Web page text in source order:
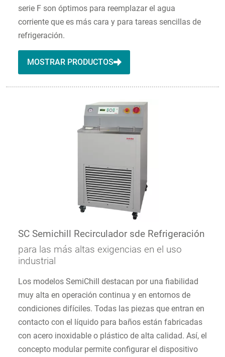
serie F son óptimos para reemplazar el agua
corriente que es más cara y para tareas sencillas de
refrigeración.
MOSTRAR PRODUCTOS
SC Semichill Recirculador sde Refrigeración
para las más altas exigencias en el uso
industrial
Los modelos SemiChill destacan por una fiabilidad
muy alta en operación continua y en entornos de
condiciones difíciles. Todas las piezas que entran en
contacto con el líquido para baños están fabricadas
con acero inoxidable o plástico de alta calidad. Así, el
concepto modular permite configurar el dispositivo